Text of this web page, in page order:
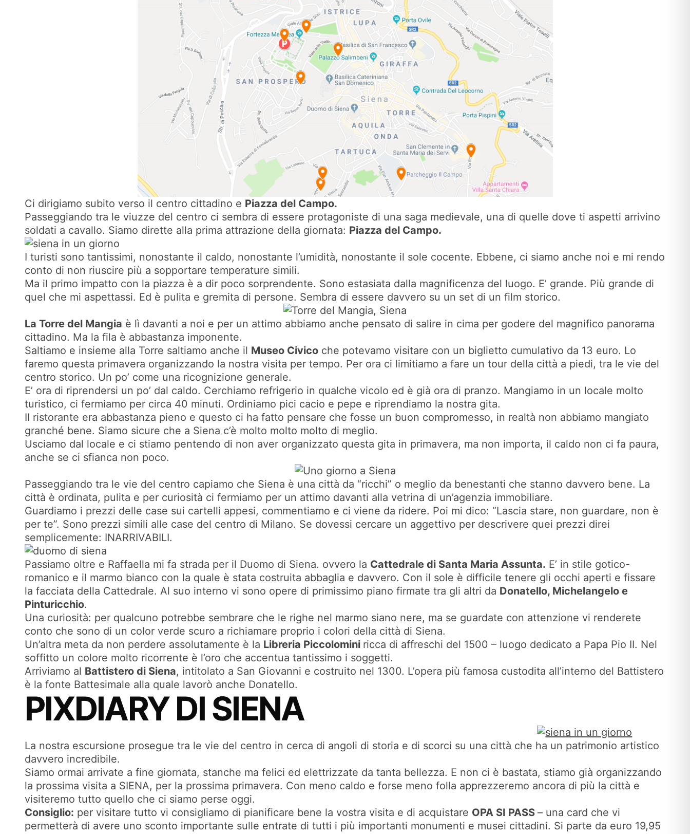
Ci dirigiamo subito verso il centro cittadino e Piazza del Campo.
Passeggiando tra le viuzze del centro ci sembra di essere protagoniste di una saga medievale, una di quelle dove ti aspetti arrivino
soldati a cavallo. Siamo dirette alla prima attrazione della giornata: Piazza del Campo.
I turisti sono tantissimi, nonostante il caldo, nonostante l’umidità, nonostante il sole cocente. Ebbene, ci siamo anche noi e mi rendo
conto di non riuscire più a sopportare temperature simili.
Ma il primo impatto con la piazza è a dir poco sorprendente. Sono estasiata dalla magnificenza del luogo. E’ grande. Più grande di
quel che mi aspettassi. Ed è pulita e gremita di persone. Sembra di essere davvero su un set di un film storico.
La Torre del Mangia è lì davanti a noi e per un attimo abbiamo anche pensato di salire in cima per godere del magnifico panorama
cittadino. Ma la fila è abbastanza imponente.
Saltiamo e insieme alla Torre saltiamo anche il Museo Civico che potevamo visitare con un biglietto cumulativo da 13 euro. Lo
faremo questa primavera organizzando la nostra visita per tempo. Per ora ci limitiamo a fare un tour della città a piedi, tra le vie del
centro storico. Un po’ come una ricognizione generale.
E’ ora di riprendersi un po’ dal caldo. Cerchiamo refrigerio in qualche vicolo ed è già ora di pranzo. Mangiamo in un locale molto
turistico, ci fermiamo per circa 40 minuti. Ordiniamo pici cacio e pepe e riprendiamo la nostra gita.
Il ristorante era abbastanza pieno e questo ci ha fatto pensare che fosse un buon compromesso, in realtà non abbiamo mangiato
granché bene. Siamo sicure che a Siena c’è molto molto molto di meglio.
Usciamo dal locale e ci stiamo pentendo di non aver organizzato questa gita in primavera, ma non importa, il caldo non ci fa paura,
anche se ci sfianca non poco.
Passeggiando tra le vie del centro capiamo che Siena è una città da “ricchi” o meglio da benestanti che stanno davvero bene. La
città è ordinata, pulita e per curiosità ci fermiamo per un attimo davanti alla vetrina di un’agenzia immobiliare.
Guardiamo i prezzi delle case sui cartelli appesi, commentiamo e ci viene da ridere. Poi mi dico: “Lascia stare, non guardare, non è
per te”. Sono prezzi simili alle case del centro di Milano. Se dovessi cercare un aggettivo per descrivere quei prezzi direi
semplicemente: INARRIVABILI.
Passiamo oltre e Raffaella mi fa strada per il Duomo di Siena. ovvero la Cattedrale di Santa Maria Assunta. E’ in stile gotico-
romanico e il marmo bianco con la quale è stata costruita abbaglia e davvero. Con il sole è difficile tenere gli occhi aperti e fissare
la facciata della Cattedrale. Al suo interno vi sono opere di primissimo piano firmate tra gli altri da Donatello, Michelangelo e
Pinturicchio.
Una curiosità: per qualcuno potrebbe sembrare che le righe nel marmo siano nere, ma se guardate con attenzione vi renderete
conto che sono di un color verde scuro a richiamare proprio i colori della città di Siena.
Un’altra meta da non perdere assolutamente è la Libreria Piccolomini ricca di affreschi del 1500 – luogo dedicato a Papa Pio II. Nel
soffitto un colore molto ricorrente è l’oro che accentua tantissimo i soggetti.
Arriviamo al Battistero di Siena, intitolato a San Giovanni e costruito nel 1300. L’opera più famosa custodita all’interno del Battistero
è la fonte Battesimale alla quale lavorò anche Donatello.
PIXDIARY DI SIENA
La nostra escursione prosegue tra le vie del centro in cerca di angoli di storia e di scorci su una città che ha un patrimonio artistico
davvero incredibile.
Siamo ormai arrivate a fine giornata, stanche ma felici ed elettrizzate da tanta bellezza. E non ci è bastata, stiamo già organizzando
la prossima visita a SIENA, per la prossima primavera. Con meno caldo e forse meno folla apprezzeremo ancora di più la città e
visiteremo tutto quello che ci siamo perse oggi.
Consiglio: per visitare tutto vi consigliamo di pianificare bene la vostra visita e di acquistare OPA SI PASS – una card che vi
permetterà di avere uno sconto importante sulle entrate di tutti i più importanti monumenti e musei cittadini. Si parte da euro 19,95